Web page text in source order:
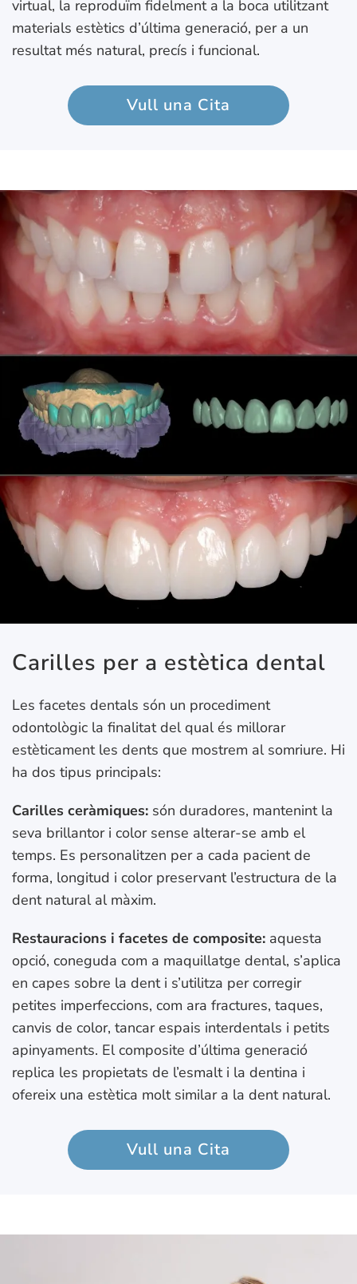
virtual, la reproduïm fidelment a la boca utilitzant
materials estètics d’última generació, per a un
resultat més natural, precís i funcional.
Vull una Cita
Carilles per a estètica dental
Les facetes dentals són un procediment
odontològic la finalitat del qual és millorar
estèticament les dents que mostrem al somriure. Hi
ha dos tipus principals:
Carilles ceràmiques: són duradores, mantenint la
seva brillantor i color sense alterar-se amb el
temps. Es personalitzen per a cada pacient de
forma, longitud i color preservant l’estructura de la
dent natural al màxim.
Restauracions i facetes de composite: aquesta
opció, coneguda com a maquillatge dental, s’aplica
en capes sobre la dent i s’utilitza per corregir
petites imperfeccions, com ara fractures, taques,
canvis de color, tancar espais interdentals i petits
apinyaments. El composite d’última generació
replica les propietats de l’esmalt i la dentina i
ofereix una estètica molt similar a la dent natural.
Vull una Cita